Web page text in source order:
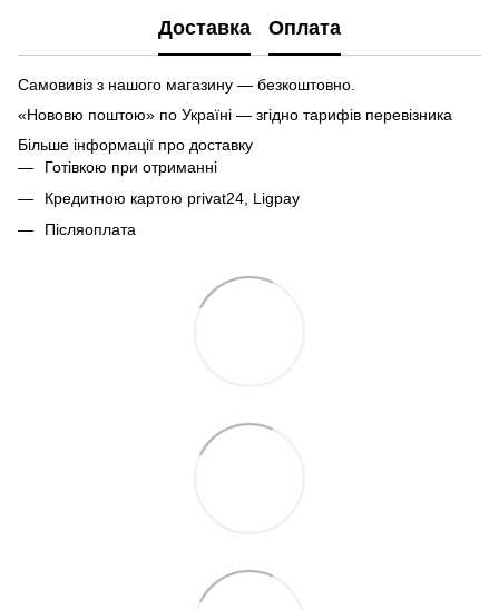
Доставка Оплата
Самовивіз з нашого магазину — безкоштовно.
«Нововю поштою» по Україні — згідно тарифів перевізника
Більше інформації про доставку
Готівкою при отриманні
Кредитною картою privat24, Ligpay
Післяоплата